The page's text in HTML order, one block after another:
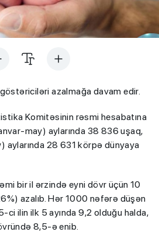
azalmağa davam edir.
Komitəsinin rəsmi hesabatına
may) aylarında 38 836 uşaq,
aylarında 28 631 körpə dünyaya
bir il ərzində eyni dövr üçün 10
azalıb. Hər 1000 nəfərə düşən
ci ilin ilk 5 ayında 9,2 olduğu halda,
8,5-ə enib.